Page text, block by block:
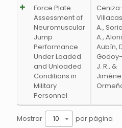
Force Plate
Assessment of
Neuromuscular
Jump
Performance
Under Loaded
and Unloaded
Conditions in
Military
Personnel
A.,
A.,
Aubín,
J. R., &
Mostrar 10 por página